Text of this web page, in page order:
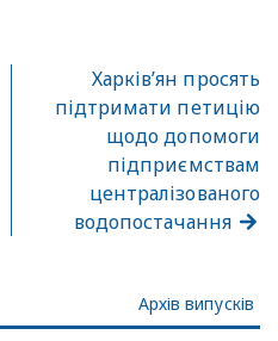
Харків’ян просять
підтримати петицію
щодо допомоги
підприємствам
централізованого
водопостачання
Архів випусків